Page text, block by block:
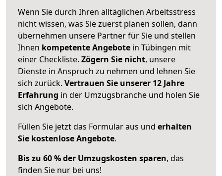
Wenn Sie durch Ihren alltäglichen Arbeitsstress
nicht wissen, was Sie zuerst planen sollen, dann
übernehmen unsere Partner für Sie und stellen
Ihnen kompetente Angebote in Tübingen mit
einer Checkliste. Zögern Sie nicht, unsere
Dienste in Anspruch zu nehmen und lehnen Sie
sich zurück. Vertrauen Sie unserer 12 Jahre
Erfahrung in der Umzugsbranche und holen Sie
sich Angebote.
Füllen Sie jetzt das Formular aus und erhalten
Sie kostenlose Angebote.
Bis zu 60 % der Umzugskosten sparen, das
finden Sie nur bei uns!